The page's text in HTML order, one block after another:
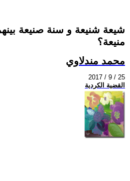
شيعة شنيعة و سنة صنيعة
منيعة؟
محمد مندلاوي
2017 / 9 / 25
القضية الكردية